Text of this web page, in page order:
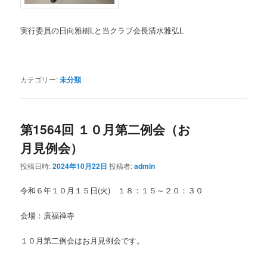
実行委員の日向雅樹Lと当クラブ会長清水雅弘L
カテゴリー:未分類
第1564回 １０月第二例会（お
月見例会）
投稿日時:2024年10月22日 投稿者:admin
令和６年１０月１５日(火) １８：１５～２０：３０
会場：廣福禅寺
１０月第二例会はお月見例会です。